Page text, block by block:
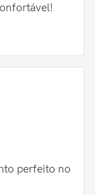
perfeito no